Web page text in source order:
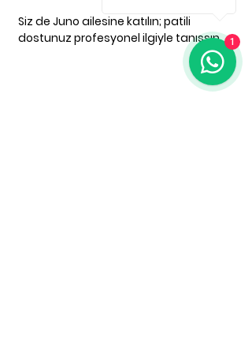
Siz de Juno ailesine katılın; patili
dostunuz profesyonel ilgiyle tanışsın.
1